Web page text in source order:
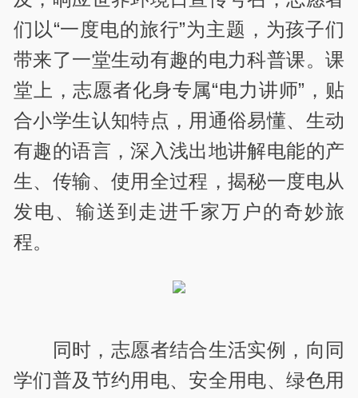
们以“一度电的旅行”为主题，为孩子们
带来了一堂生动有趣的电力科普课。课
堂上，志愿者化身专属“电力讲师”，贴
合小学生认知特点，用通俗易懂、生动
有趣的语言，深入浅出地讲解电能的产
生、传输、使用全过程，揭秘一度电从
发电、输送到走进千家万户的奇妙旅
程。
同时，志愿者结合生活实例，向同
学们普及节约用电、安全用电、绿色用